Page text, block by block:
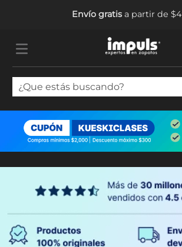
Envío gratisa partir de
¿Que estás buscando?
TÉRMINOS MÁS BUSCADOS
.
tenis mujer
botas mujer
5. tenis